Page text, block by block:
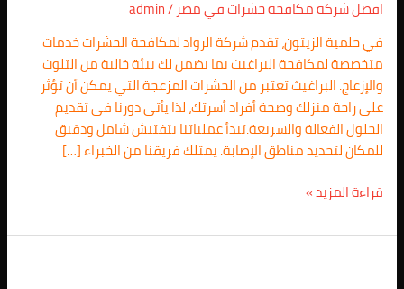
افضل شركة مكافحة حشرات في مصر /
admin
في حلمية الزيتون، تقدم شركة الرواد لمكافحة الحشرات خدمات
متخصصة لمكافحة البراغيث بما يضمن لك بيئة خالية من التلوث
والإزعاج. البراغيث تعتبر من الحشرات المزعجة التي يمكن أن تؤثر
على راحة منزلك وصحة أفراد أسرتك، لذا يأتي دورنا في تقديم
الحلول الفعالة والسريعة.تبدأ عملياتنا بتفتيش شامل ودقيق
للمكان لتحديد مناطق الإصابة. يمتلك فريقنا من الخبراء […]
الزيتون
01025257948/
اتصل
الان
قراءة المزيد »